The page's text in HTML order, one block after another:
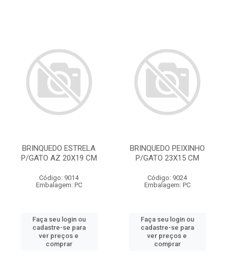
BRINQUEDO ESTRELA
P/GATO AZ 20X19 CM
Código: 9014
Embalagem: PC
Faça seu login ou
cadastre-se para
ver preços e
comprar
BRINQUEDO PEIXINHO
P/GATO 23X15 CM
Código: 9024
Embalagem: PC
Faça seu login ou
cadastre-se para
ver preços e
comprar